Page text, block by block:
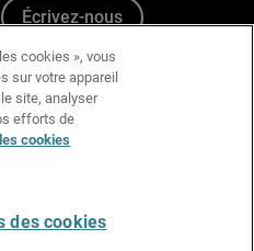
Écrivez-nous
cookies », vous
sur votre appareil
site, analyser
efforts de
cookies
des cookies